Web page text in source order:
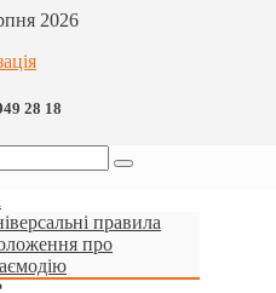
2026
28 18
правила
про